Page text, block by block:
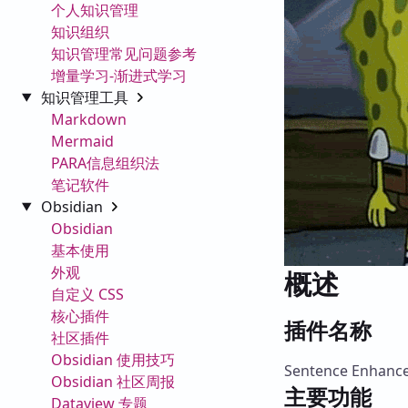
个人知识管理
知识组织
知识管理常见问题参考
增量学习-渐进式学习
知识管理工具
Markdown
Mermaid
PARA信息组织法
笔记软件
Obsidian
Obsidian
基本使用
外观
自定义 CSS
核心插件
社区插件
Obsidian 使用技巧
Obsidian 社区周报
Dataview 专题
概述
插件名称
Sentence
主要功能